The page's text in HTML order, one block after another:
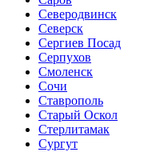
Северодвинск
Северск
Сергиев Посад
Серпухов
Смоленск
Сочи
Ставрополь
Старый Оскол
Стерлитамак
Сургут